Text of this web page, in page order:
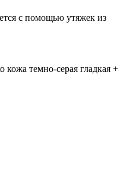
с помощью утяжек из
кожа темно-серая гладкая +